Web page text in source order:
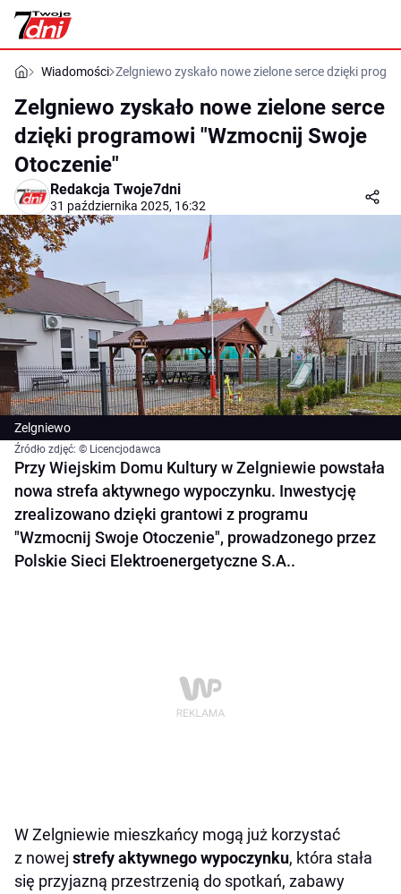
Wiadomości Zelgniewo zyskało nowe zielone serce dzięki
Zelgniewo zyskało nowe zielone serce
dzięki programowi "Wzmocnij Swoje
Otoczenie"
Redakcja Twoje7dni
31 października 2025, 16:32
Zelgniewo
Źródło zdjęć: © Licencjodawca
Przy Wiejskim Domu Kultury w Zelgniewie powstała
nowa strefa aktywnego wypoczynku. Inwestycję
zrealizowano dzięki grantowi z programu
"Wzmocnij Swoje Otoczenie", prowadzonego przez
Polskie Sieci Elektroenergetyczne S.A..
W Zelgniewie mieszkańcy mogą już korzystać
z nowej strefy aktywnego wypoczynku, która stała
się przyjazną przestrzenią do spotkań, zabawy